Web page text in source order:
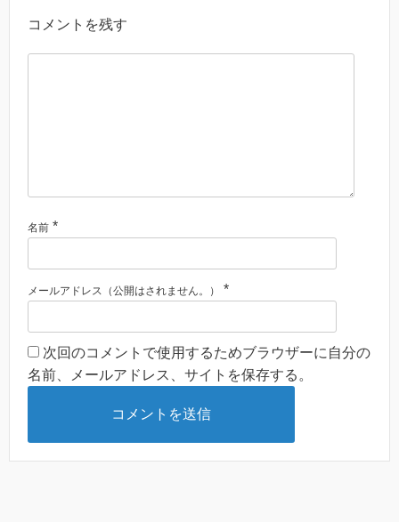
コメントを残す
名前 *
メールアドレス（公開はされません。） *
次回のコメントで使用するためブラウザーに自分の
名前、メールアドレス、サイトを保存する。